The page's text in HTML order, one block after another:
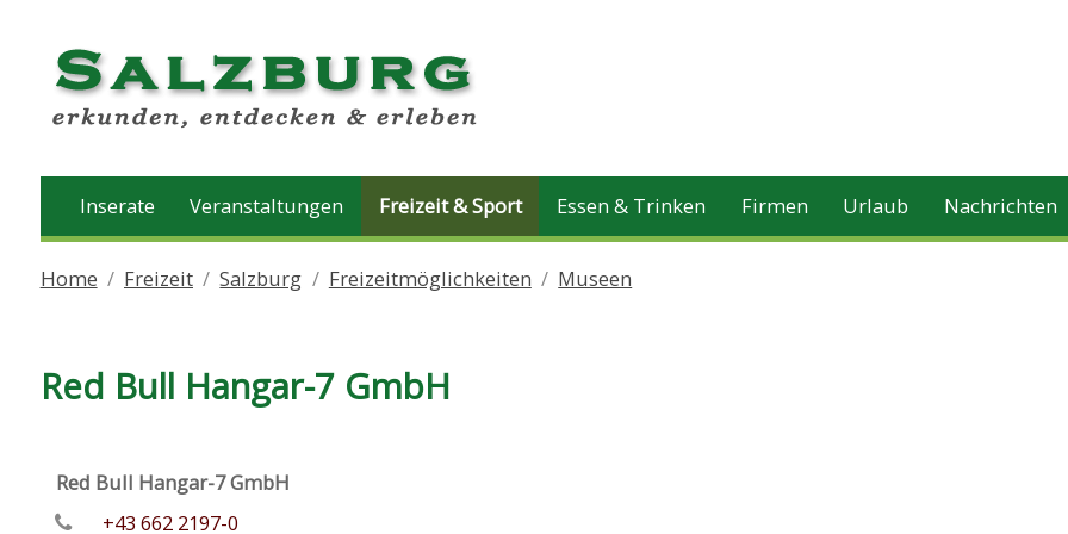
Inserate Veranstaltungen Freizeit & Sport Essen & Trinken Firmen Urlaub Nachrichten
Home Freizeit Salzburg Freizeitmöglichkeiten Museen
Red Bull Hangar-7 GmbH
Red Bull Hangar-7 GmbH
+43 662 2197-0